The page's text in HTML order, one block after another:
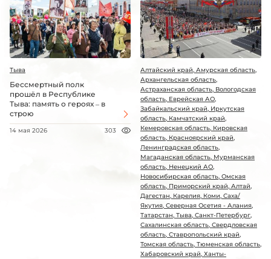
Тыва
Бессмертный полк
прошёл в Республике
Тыва: память о героях – в
строю
14 мая 2026 303
Алтайский край, Амурская область,
Архангельская область,
Астраханская область, Вологодская
область, Еврейская АО,
Забайкальский край, Иркутская
область, Камчатский край,
Кемеровская область, Кировская
область, Красноярский край,
Ленинградская область,
Магаданская область, Мурманская
область, Ненецкий АО,
Новосибирская область, Омская
область, Приморский край, Алтай,
Дагестан, Карелия, Коми, Саха/
Якутия, Северная Осетия - Алания,
Татарстан, Тыва, Санкт-Петербург,
Сахалинская область, Свердловская
область, Ставропольский край,
Томская область, Тюменская область,
Хабаровский край, Ханты-